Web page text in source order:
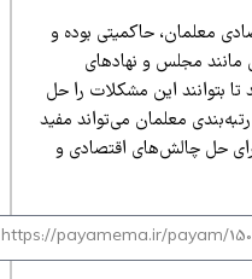
حاکمیتی بوده و
مجلس و نهادهای
این مشکلات را حل
معلمان می‌تواند مفید
چالش‌های اقتصادی و